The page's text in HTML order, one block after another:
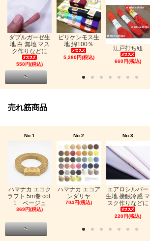
ダブルガーゼ生
地 白 無地 マス
ク作りなどに
550円(税込)
ビリケンモス生
地 綿100％
5,280円(税込)
江戸打ち紐
660円(税込)
<
売れ筋商品
No.1
ハマナカ エコク
ラフト 5m巻 col.
1 ベージュ
369円(税込)
No.2
ハマナカ エコア
ンダリヤ
704円(税込)
No.3
エアロシルバー
生地 接触冷感 マ
スク作りなどに
220円(税込)
<